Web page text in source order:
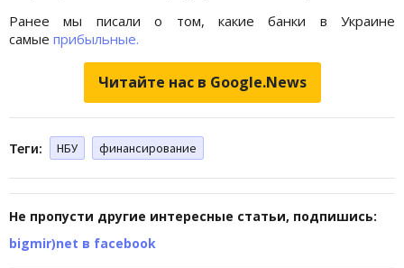
Ранее мы писали о том, какие банки в Украине
самые прибыльные.
Читайте нас в Google.News
Теги: НБУ финансирование
Не пропусти другие интересные статьи, подпишись:
bigmir)net в facebook